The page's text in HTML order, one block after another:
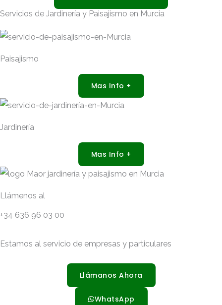
Servicios de Jardinería y Paisajismo en Murcia
Paisajismo
Mas Info +
Jardinería
Mas Info +
Llámenos al
+34 636 96 03 00
Estamos al servicio de empresas y particulares
Llámanos Ahora
WhatsApp